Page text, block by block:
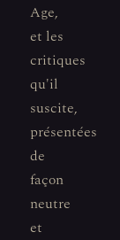
Age,
et les
critiques
qu'il
suscite,
présentées
de
façon
neutre
et